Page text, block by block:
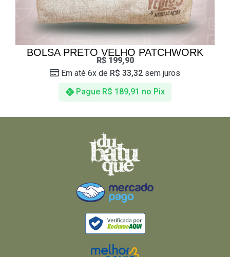
BOLSA PRETO VELHO PATCHWORK
R$199,90
Pague R$ 189,91 no Pix
Em até 6x de R$ 33,32 sem juros